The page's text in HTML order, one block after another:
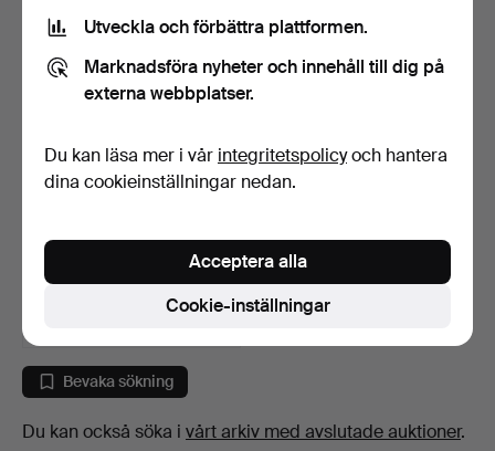
10, Sverige, 1900-t…
5 dagar
Bevaka sökning
Du kan också söka i vårt arkiv med avslutade auktioner.
Utveckla och förbättra plattformen.
Marknadsföra nyheter och innehåll till dig på
externa webbplatser.
Du kan läsa mer i vår integritetspolicyoch hantera
dina cookieinställningar nedan.
Cookie-inställningar
Acceptera alla